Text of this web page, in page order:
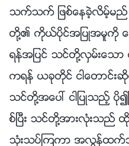
သက္သက္ ျဖစ္ေနခဲ့လိမ့္မည္
တို႔၏ ကိုယ္ပိုင္အျပဳအမူကို ေစ့
ရန္အျပင္ သင္တို႔လွမ္းေသာ
ကရန္ ယခုတိုင္ ငါေတာင္း
သင္တို႔အေပၚ ငါျပဳသည့္ ပို
စ္ၿပီး သင္တို႔အားလုံးသည္
သုံးသပ္ၾကကာ အလြန္ထက္သ